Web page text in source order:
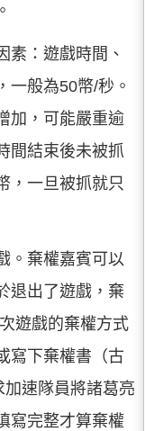
素：遊戲時間、
一般為50幣/秒。
加，可能嚴重逾
間結束後未被抓
，一旦被抓就只
。棄權嘉賓可以
退出了遊戲，棄
遊戲的棄權方式
寫下棄權書（古
加速隊員將諸葛亮
寫完整才算棄權